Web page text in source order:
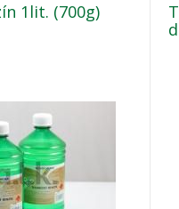
1lit. (700g)